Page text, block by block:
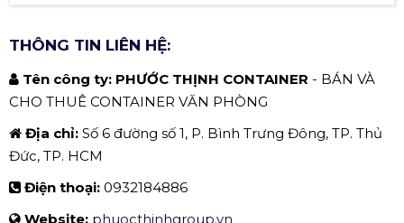
THÔNG TIN LIÊN HỆ:
Tên công ty: PHƯỚC THỊNH CONTAINER - BÁN VÀ
CHO THUÊ CONTAINER VĂN PHÒNG
Địa chỉ: Số 6 đường số 1, P. Bình Trưng Đông, TP. Thủ
Đức, TP. HCM
Điện thoại: 0932184886
Website: phuocthinhgroup.vn